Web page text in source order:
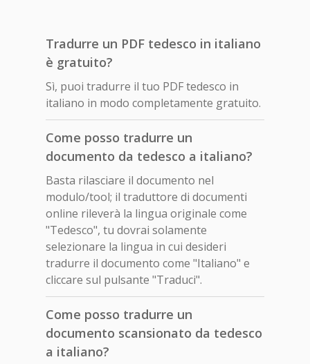
Tradurre un PDF tedesco in italiano
è gratuito?
Sì, puoi tradurre il tuo PDF tedesco in
italiano in modo completamente gratuito.
Come posso tradurre un
documento da tedesco a italiano?
Basta rilasciare il documento nel
modulo/tool; il traduttore di documenti
online rileverà la lingua originale come
"Tedesco", tu dovrai solamente
selezionare la lingua in cui desideri
tradurre il documento come "Italiano" e
cliccare sul pulsante "Traduci".
Come posso tradurre un
documento scansionato da tedesco
a italiano?